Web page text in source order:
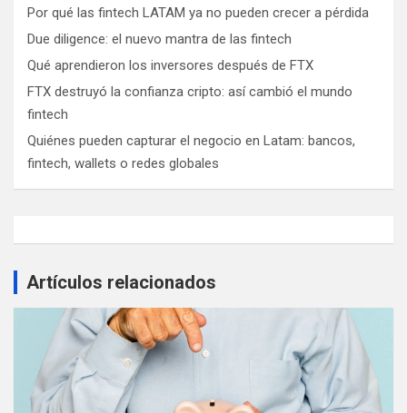
Por qué las fintech LATAM ya no pueden crecer a pérdida
Due diligence: el nuevo mantra de las fintech
Qué aprendieron los inversores después de FTX
FTX destruyó la confianza cripto: así cambió el mundo
fintech
Quiénes pueden capturar el negocio en Latam: bancos,
fintech, wallets o redes globales
Artículos relacionados